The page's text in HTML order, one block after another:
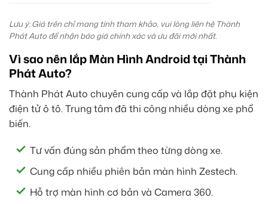
Lưu ý: Giá trên chỉ mang tính tham khảo, vui lòng liên hệ Thành
Phát Auto để nhận báo giá chính xác và ưu đãi mới nhất.
Vì sao nên lắp Màn Hình Android tại Thành
Phát Auto?
Thành Phát Auto chuyên cung cấp và lắp đặt phụ kiện
điện tử ô tô. Trung tâm đã thi công nhiều dòng xe phổ
biến.
Tư vấn đúng sản phẩm theo từng dòng xe.
Cung cấp nhiều phiên bản màn hình Zestech.
Hỗ trợ màn hình cơ bản và Camera 360.